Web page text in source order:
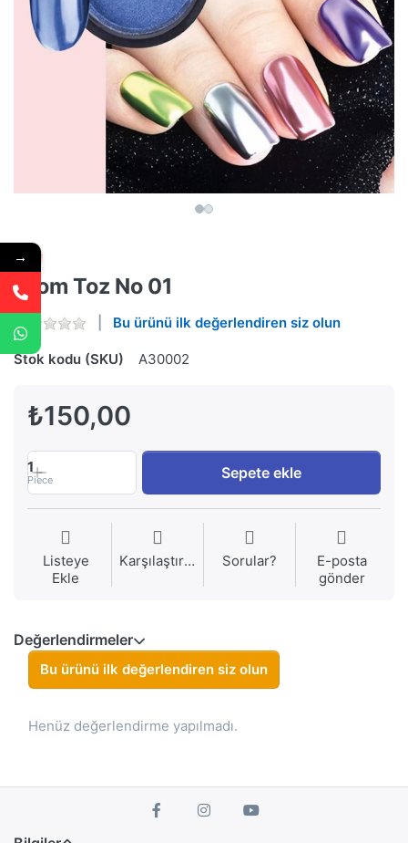
Krom Toz No 01
Bu ürünü ilk değerlendiren siz olun
Stok kodu (SKU) A30002
₺150,00
1
Piece Sepete ekle
Listeye
Ekle
Karşılaştırma Sorular?
E-posta
gönder
Değerlendirmeler
Bu ürünü ilk değerlendiren siz olun
Henüz değerlendirme yapılmadı.
→